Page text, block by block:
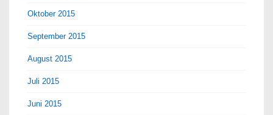
Oktober 2015
September 2015
August 2015
Juli 2015
Juni 2015